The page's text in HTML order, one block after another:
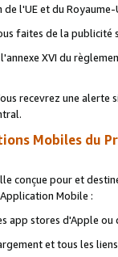
l'UE et du Royaume-
faites de la publicité
XVI du
recevrez une alerte
Mobiles du
conçue pour et
Mobile :
app stores d'Apple ou
et tous les